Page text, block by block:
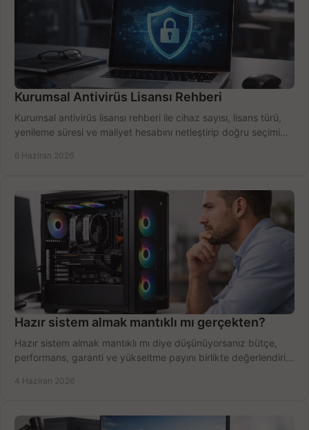
Kurumsal Antivirüs Lisansı Rehberi
Kurumsal antivirüs lisansı rehberi ile cihaz sayısı, lisans türü,
yenileme süresi ve maliyet hesabını netleştirip doğru seçimi
6 Haziran 2026
Hazır sistem almak mantıklı mı gerçekten?
Hazır sistem almak mantıklı mı diye düşünüyorsanız bütçe,
performans, garanti ve yükseltme payını birlikte değerlendirin,
4 Haziran 2026